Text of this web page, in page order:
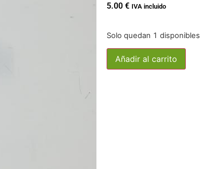
5.00 € IVA incluido
Solo quedan 1 disponibles
Añadir al carrito